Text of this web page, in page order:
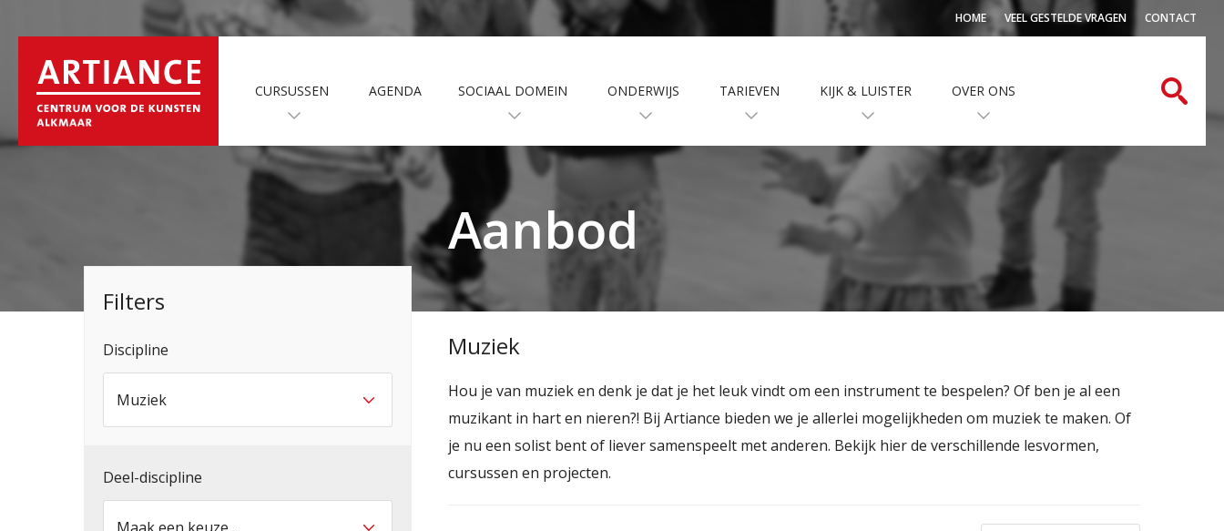
HOME VEEL GESTELDE VRAGEN CONTACT
CURSUSSEN AGENDA SOCIAAL DOMEIN ONDERWIJS TARIEVEN KIJK & LUISTER OVER ONS
Aanbod
Filters
Discipline
Deel-discipline
Muziek
Hou je van muziek en denk je dat je het leuk vindt om een instrument te bespelen? Of ben je al een
muzikant in hart en nieren?! Bij Artiance bieden we je allerlei mogelijkheden om muziek te maken. Of
je nu een solist bent of liever samenspeelt met anderen. Bekijk hier de verschillende lesvormen,
cursussen en projecten.